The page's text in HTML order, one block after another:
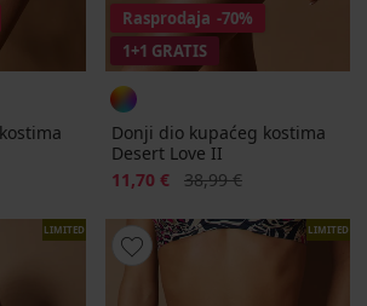
Rasprodaja -70%
1+1 GRATIS
Donji dio kupaćeg kostima
Desert Love II
Popust
11,70 € Prvobitna cijena
38,99 €
LIMITED LIMITED